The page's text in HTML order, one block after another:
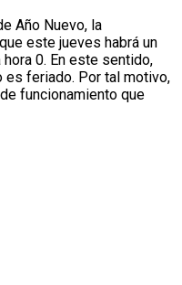
Año Nuevo, la
este jueves habrá un
0. En este sentido,
es feriado. Por tal motivo,
funcionamiento que